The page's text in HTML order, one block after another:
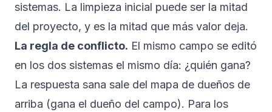
sistemas. La limpieza inicial puede ser la mitad
del proyecto, y es la mitad que más valor deja.
La regla de conflicto. El mismo campo se editó
en los dos sistemas el mismo día: ¿quién gana?
La respuesta sana sale del mapa de dueños de
arriba (gana el dueño del campo). Para los